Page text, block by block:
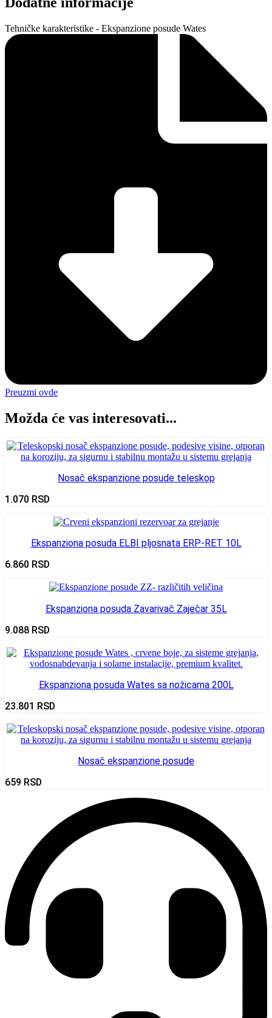
Tehničke karakteristike - Ekspanzione posude Wates
Preuzmi ovde
Možda će vas interesovati...
Nosač ekspanzione posude teleskop
1.070 RSD
Ekspanziona posuda ELBI pljosnata ERP-RET 10L
6.860 RSD
Ekspanziona posuda Zavarivač Zaječar 35L
9.088 RSD
Ekspanziona posuda Wates sa nožicama 200L
23.801 RSD
Nosač ekspanzione posude
659 RSD